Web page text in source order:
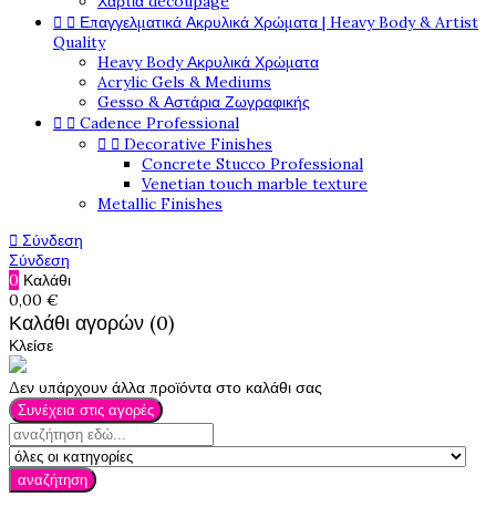
  Επαγγελματικά Ακρυλικά Χρώματα | Heavy Body & Artist
Quality
Heavy Body Ακρυλικά Χρώματα
Acrylic Gels & Mediums
Gesso & Αστάρια Ζωγραφικής
  Cadence Professional
  Decorative Finishes
Concrete Stucco Professional
Venetian touch marble texture
Metallic Finishes
 Σύνδεση
Σύνδεση
0 Καλάθι
0,00 €
Καλάθι αγορών (0)
Κλείσε
Δεν υπάρχουν άλλα προϊόντα στο καλάθι σας
Συνέχεια στις αγορές
αναζήτηση